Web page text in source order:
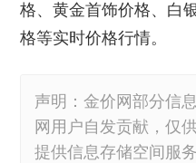
格、黄金首饰价格、白
格等实时价格行情。
声明：金价网部分信
网用户自发贡献，仅
提供信息存储空间服